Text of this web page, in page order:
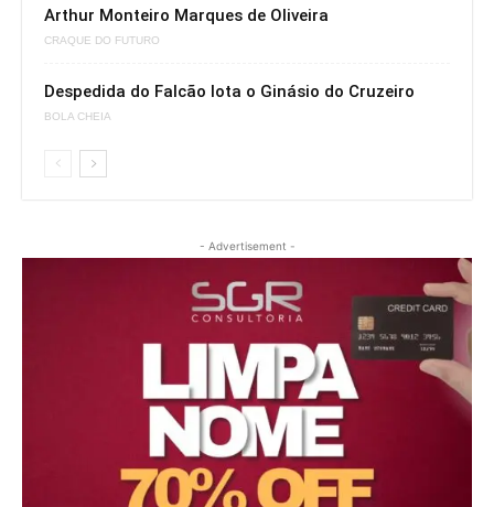
Arthur Monteiro Marques de Oliveira
CRAQUE DO FUTURO
Despedida do Falcão lota o Ginásio do Cruzeiro
BOLA CHEIA
- Advertisement -